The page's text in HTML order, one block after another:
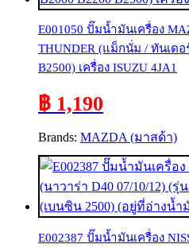
E001050 ปั๊มน้ำมันเครื่อง
THUNDER (แม็กนั่ม / ทันเดอ
B2500) เครื่อง ISUZU 4JA1
฿ 1,190
Brands: MAZDA (มาสด้า)
E002387 ปั๊มน้ำมันเครื่อง